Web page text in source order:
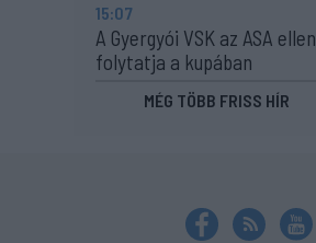
15:07
A Gyergyói VSK az ASA ellen
folytatja a kupában
MÉG TÖBB FRISS HÍR